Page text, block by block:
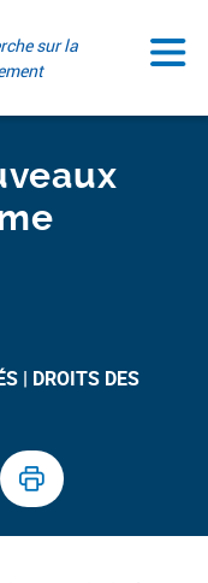
sur la
DROITS DES